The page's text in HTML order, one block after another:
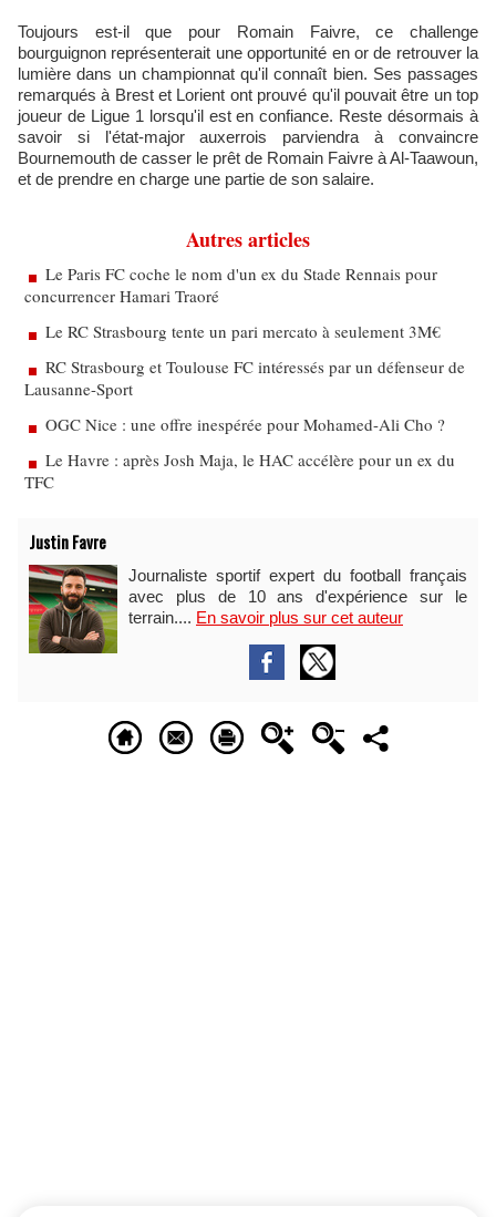
Toujours est-il que pour Romain Faivre, ce challenge
bourguignon représenterait une opportunité en or de retrouver la
lumière dans un championnat qu'il connaît bien. Ses passages
remarqués à Brest et Lorient ont prouvé qu'il pouvait être un top
joueur de Ligue 1 lorsqu'il est en confiance. Reste désormais à
savoir si l'état-major auxerrois parviendra à convaincre
Bournemouth de casser le prêt de Romain Faivre à Al-Taawoun,
et de prendre en charge une partie de son salaire.
Autres articles
Le Paris FC coche le nom d'un ex du Stade Rennais pour
concurrencer Hamari Traoré
Le RC Strasbourg tente un pari mercato à seulement 3M€
RC Strasbourg et Toulouse FC intéressés par un défenseur de
Lausanne-Sport
OGC Nice : une offre inespérée pour Mohamed-Ali Cho ?
Le Havre : après Josh Maja, le HAC accélère pour un ex du
TFC
Justin Favre
Journaliste sportif expert du football français
avec plus de 10 ans d'expérience sur le
terrain.... En savoir plus sur cet auteur